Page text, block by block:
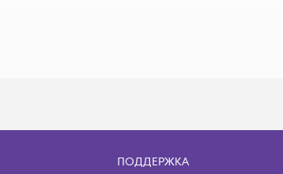
ПОДДЕРЖКА